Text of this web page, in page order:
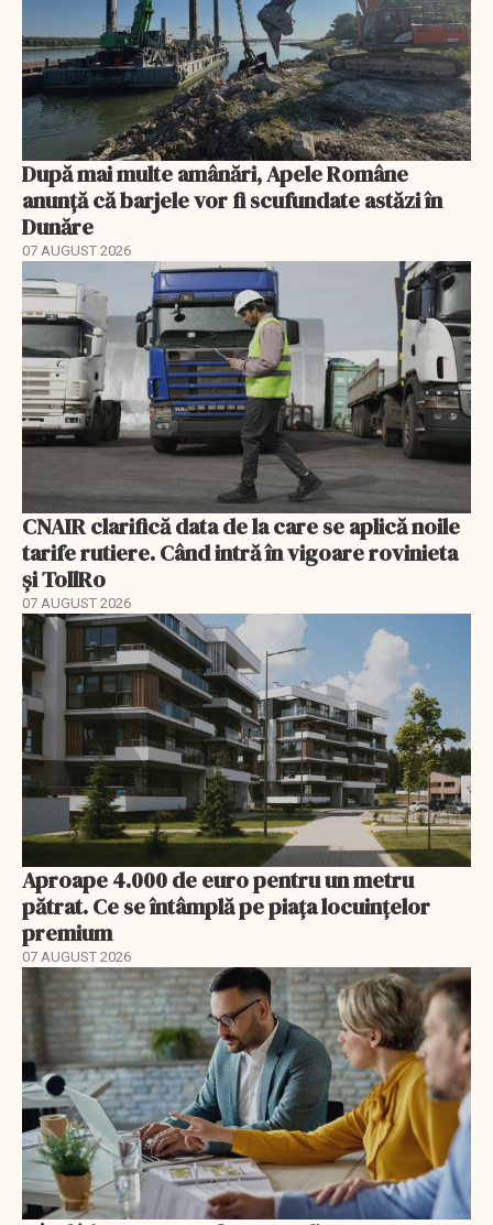
După mai multe amânări, Apele Române
anunță că barjele vor fi scufundate astăzi în
Dunăre
07 AUGUST 2026
CNAIR clarifică data de la care se aplică noile
tarife rutiere. Când intră în vigoare rovinieta
și TollRo
07 AUGUST 2026
Aproape 4.000 de euro pentru un metru
pătrat. Ce se întâmplă pe piața locuințelor
premium
07 AUGUST 2026